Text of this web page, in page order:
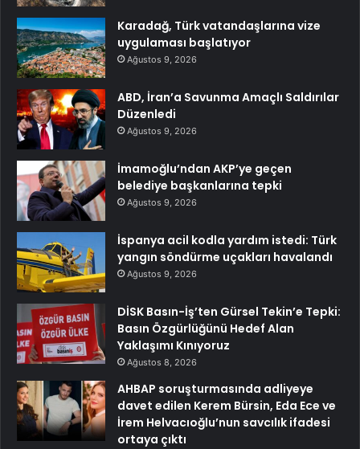
Karadağ, Türk vatandaşlarına vize
uygulaması başlatıyor
Ağustos 9, 2026
ABD, İran’a Savunma Amaçlı Saldırılar
Düzenledi
Ağustos 9, 2026
İmamoğlu’ndan AKP’ye geçen
belediye başkanlarına tepki
Ağustos 9, 2026
İspanya acil kodla yardım istedi: Türk
yangın söndürme uçakları havalandı
Ağustos 9, 2026
DİSK Basın-İş’ten Gürsel Tekin’e Tepki:
Basın Özgürlüğünü Hedef Alan
Yaklaşımı Kınıyoruz
Ağustos 8, 2026
AHBAP soruşturmasında adliyeye
davet edilen Kerem Bürsin, Eda Ece ve
İrem Helvacıoğlu’nun savcılık ifadesi
ortaya çıktı